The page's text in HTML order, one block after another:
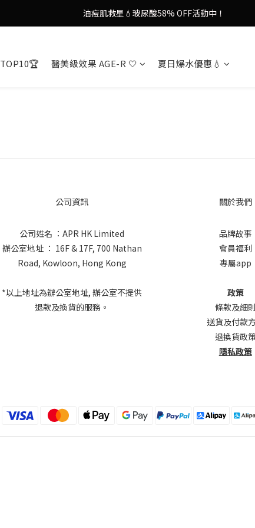
9in1多功能美容儀🌸護膚效果UP！
油痘肌救星💧玻尿酸58% OFF活動中！
9in1多功能美容儀🌸護膚效果UP！
TOP10🏆 醫美級效果 AGE-R 🤍 夏日爆水優惠💧
公司資訊
公司姓名 ：APR HK Limited
辦公室地址 ： 16F & 17F, 700 Nathan
Road, Kowloon, Hong Kong
*以上地址為辦公室地址, 辦公室不提供
退款及換貨的服務。
關於我們
品牌故事
會員福利
專屬app
政策
條款及細則
送貨及付款
退換貨政
隱私政策